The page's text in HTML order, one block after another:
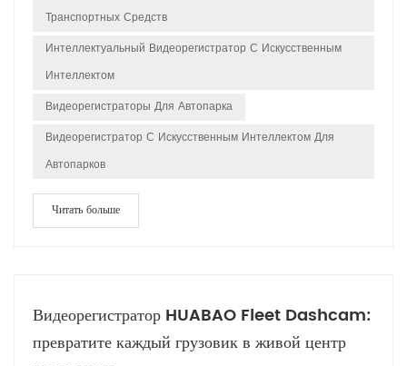
Транспортных Средств
Интеллектуальный Видеорегистратор С Искусственным
Интеллектом
Видеорегистраторы Для Автопарка
Видеорегистратор С Искусственным Интеллектом Для
Автопарков
Читать больше
Видеорегистратор HUABAO Fleet Dashcam:
превратите каждый грузовик в живой центр